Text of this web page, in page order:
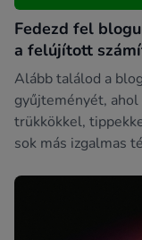
Fedezd fel
a felújított
Alább találod a
gyűjteményét,
trükkökkel,
sok más izgalmas